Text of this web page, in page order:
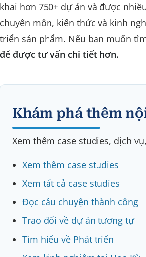
khai hơn 750+ dự án và được
chuyên môn, kiến thức và kinh
triển sản phẩm. Nếu bạn muốn
để được tư vấn chi tiết hơn.
Khám phá thêm
Xem thêm case studies, dịch
Xem thêm case studies
Xem tất cả case studies
Đọc câu chuyện thành công
Trao đổi về dự án tương tự
Tìm hiểu về Phát triển